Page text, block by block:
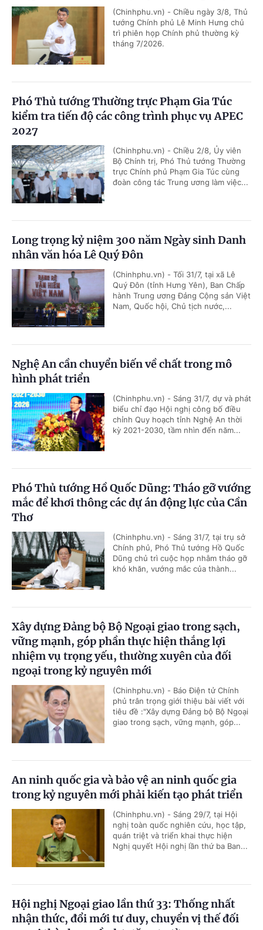
(Chinhphu.vn) - Chiều ngày 3/8, Thủ
tướng Chính phủ Lê Minh Hưng chủ
trì phiên họp Chính phủ thường kỳ
tháng 7/2026.
Phó Thủ tướng Thường trực Phạm Gia Túc
kiểm tra tiến độ các công trình phục vụ APEC
2027
(Chinhphu.vn) - Chiều 2/8, Ủy viên
Bộ Chính trị, Phó Thủ tướng Thường
trực Chính phủ Phạm Gia Túc cùng
đoàn công tác Trung ương làm việc...
Long trọng kỷ niệm 300 năm Ngày sinh Danh
nhân văn hóa Lê Quý Đôn
(Chinhphu.vn) - Tối 31/7, tại xã Lê
Quý Đôn (tỉnh Hưng Yên), Ban Chấp
hành Trung ương Đảng Cộng sản Việt
Nam, Quốc hội, Chủ tịch nước,...
Nghệ An cần chuyển biến về chất trong mô
hình phát triển
(Chinhphu.vn) - Sáng 31/7, dự và phát
biểu chỉ đạo Hội nghị công bố điều
chỉnh Quy hoạch tỉnh Nghệ An thời
kỳ 2021-2030, tầm nhìn đến năm...
Phó Thủ tướng Hồ Quốc Dũng: Tháo gỡ vướng
mắc để khơi thông các dự án động lực của Cần
Thơ
(Chinhphu.vn) - Sáng 31/7, tại trụ sở
Chính phủ, Phó Thủ tướng Hồ Quốc
Dũng chủ trì cuộc họp nhằm tháo gỡ
khó khăn, vướng mắc của thành...
Xây dựng Đảng bộ Bộ Ngoại giao trong sạch,
vững mạnh, góp phần thực hiện thắng lợi
nhiệm vụ trọng yếu, thường xuyên của đối
ngoại trong kỷ nguyên mới
(Chinhphu.vn) - Báo Điện tử Chính
phủ trân trọng giới thiệu bài viết với
tiêu đề :"Xây dựng Đảng bộ Bộ Ngoại
giao trong sạch, vững mạnh, góp...
An ninh quốc gia và bảo vệ an ninh quốc gia
trong kỷ nguyên mới phải kiến tạo phát triển
(Chinhphu.vn) - Sáng 29/7, tại Hội
nghị toàn quốc nghiên cứu, học tập,
quán triệt và triển khai thực hiện
Nghị quyết Hội nghị lần thứ ba Ban...
Hội nghị Ngoại giao lần thứ 33: Thống nhất
nhận thức, đổi mới tư duy, chuyển vị thế đối